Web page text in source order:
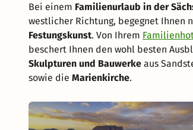
Bei einem Familienurlaub in der
westlicher Richtung, begegnet Ihnen
Festungskunst. Von Ihrem
beschert Ihnen den wohl besten
Skulpturen und Bauwerke aus
sowie die Marienkirche.